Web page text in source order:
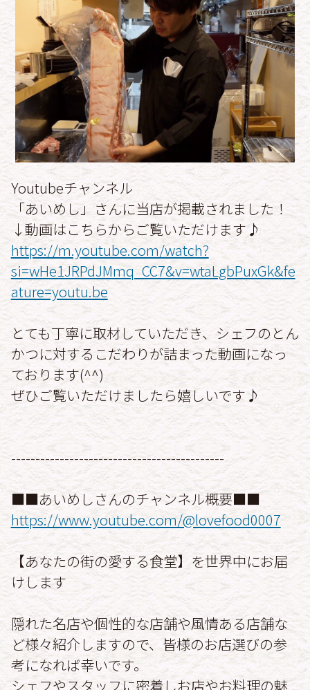
Youtubeチャンネル
「あいめし」さんに当店が掲載されました！
↓動画はこちらからご覧いただけます♪
https://m.youtube.com/watch?
si=wHe1JRPdJMmq_CC7&v=wtaLgbPuxGk&fe
ature=youtu.be
とても丁寧に取材していただき、シェフのとん
かつに対するこだわりが詰まった動画になっ
ております(^^)
ぜひご覧いただけましたら嬉しいです♪
--------------------------------------------
■■あいめしさんのチャンネル概要■■
https://www.youtube.com/@lovefood0007
【あなたの街の愛する食堂】を世界中にお届
けします
隠れた名店や個性的な店舗や風情ある店舗な
ど様々紹介しますので、皆様のお店選びの参
考になれば幸いです。
シェフやスタッフに密着しお店やお料理の魅